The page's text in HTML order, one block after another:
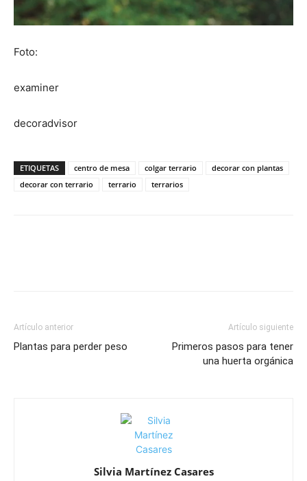
Foto:
examiner
decoradvisor
ETIQUETAS centro de mesa colgar terrario
decorar con plantas
decorar con terrario
terrario terrarios
Artículo anterior
Plantas para perder peso
Artículo siguiente
Primeros pasos para tener
una huerta orgánica
Silvia Martínez Casares